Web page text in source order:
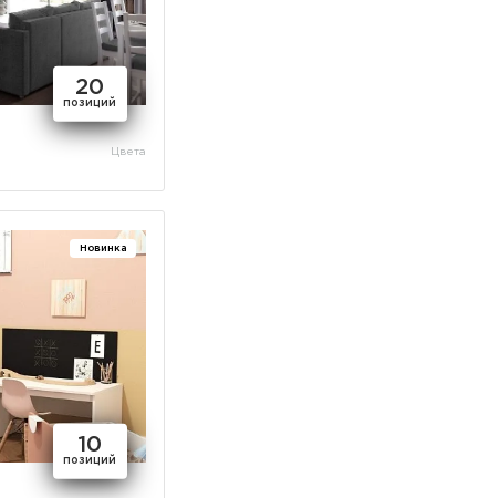
20
позиций
Цвета
Новинка
10
позиций